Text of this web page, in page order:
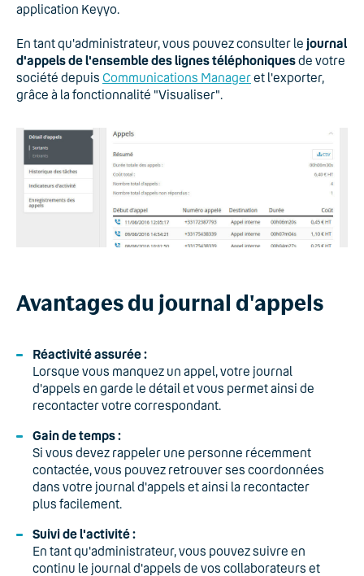
application Keyyo.
En tant qu'administrateur, vous pouvez consulter le journal
d'appels de l'ensemble des lignes téléphoniquesde votre
société depuis Communications Manageret l'exporter,
grâce à la fonctionnalité "Visualiser".
Avantages du journal d'appels
Réactivité assurée :
Lorsque vous manquez un appel, votre journal
d'appels en garde le détail et vous permet ainsi de
recontacter votre correspondant.
Gain de temps :
Si vous devez rappeler une personne récemment
contactée, vous pouvez retrouver ses coordonnées
dans votre journal d'appels et ainsi la recontacter
plus facilement.
Suivi de l'activité :
En tant qu'administrateur, vous pouvez suivre en
continu le journal d'appels de vos collaborateurs et